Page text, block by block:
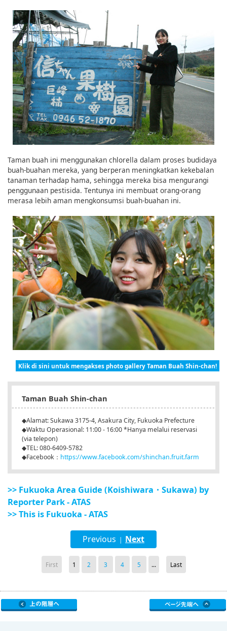
Taman buah ini menggunakan chlorella dalam proses budidaya
buah-buahan mereka, yang berperan meningkatkan kekebalan
tanaman terhadap hama, sehingga mereka bisa mengurangi
penggunaan pestisida. Tentunya ini membuat orang-orang
merasa lebih aman mengkonsumsi buah-buahan ini.
Klik di sini untuk mengakses photo gallery Taman Buah Shin-chan!
Taman Buah Shin-chan
◆Alamat: Sukawa 3175-4, Asakura City, Fukuoka Prefecture
◆Waktu Operasional: 11:00 - 16:00 *Hanya melalui reservasi
(via telepon)
◆TEL: 080-6409-5782
◆Facebook： https://www.facebook.com/shinchan.fruit.farm
>> Fukuoka Area Guide (Koishiwara・Sukawa) by
Reporter Park - ATAS
>> This is Fukuoka - ATAS
Previous | Next
First 1 2 3 4 5 ... Last